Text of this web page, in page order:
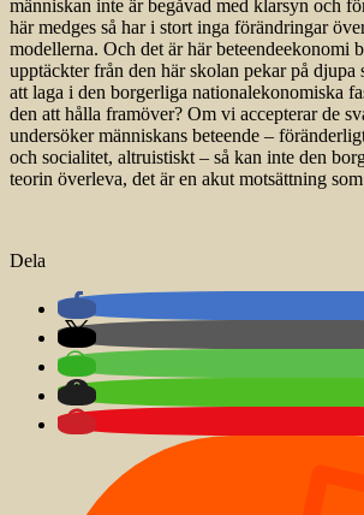
människan inte är begåvad med klarsyn och
här medges så har i stort inga förändringar
modellerna. Och det är här beteendeekonomi
upptäckter från den här skolan pekar på djupa
att laga i den borgerliga nationalekonomiska
den att hålla framöver? Om vi accepterar de
undersöker människans beteende –
och socialitet, altruistiskt – så kan inte den
teorin överleva, det är en akut motsättning
Dela